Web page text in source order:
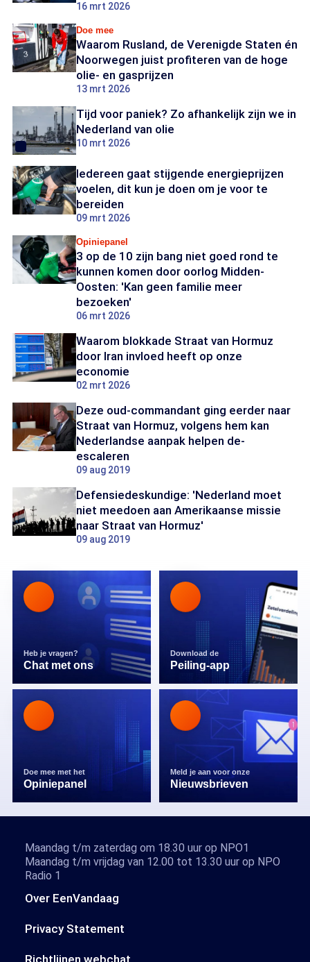
16 mrt 2026
Doe mee
Waarom Rusland, de Verenigde Staten én
Noorwegen juist profiteren van de hoge
olie- en gasprijzen
13 mrt 2026
Tijd voor paniek? Zo afhankelijk zijn we in
Nederland van olie
10 mrt 2026
Iedereen gaat stijgende energieprijzen
voelen, dit kun je doen om je voor te
bereiden
09 mrt 2026
Opiniepanel
3 op de 10 zijn bang niet goed rond te
kunnen komen door oorlog Midden-
Oosten: 'Kan geen familie meer
bezoeken'
06 mrt 2026
Waarom blokkade Straat van Hormuz
door Iran invloed heeft op onze
economie
02 mrt 2026
Deze oud-commandant ging eerder naar
Straat van Hormuz, volgens hem kan
Nederlandse aanpak helpen de-
escaleren
09 aug 2019
Defensiedeskundige: 'Nederland moet
niet meedoen aan Amerikaanse missie
naar Straat van Hormuz'
09 aug 2019
Heb je vragen?
Chat met ons
Download de
Peiling-app
Doe mee met het
Opiniepanel
Meld je aan voor onze
Nieuwsbrieven
Over EenVandaag
Privacy Statement
Richtlijnen webchat
Maandag t/m zaterdag om 18.30 uur op NPO1
Maandag t/m vrijdag van 12.00 tot 13.30 uur op NPO
Radio 1